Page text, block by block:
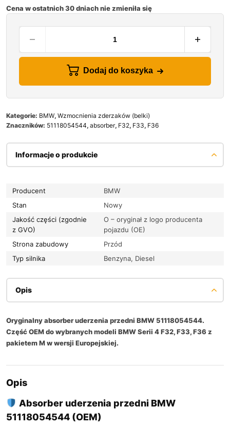
Cena w ostatnich 30 dniach nie zmieniła się
Dodaj do koszyka
Kategorie: BMW, Wzmocnienia zderzaków (belki)
Znaczników: 51118054544, absorber, F32, F33, F36
Informacje o produkcie
Producent
BMW
Stan
Nowy
Jakość części (zgodnie
z GVO)
O – oryginał z logo producenta
pojazdu (OE)
Strona zabudowy
Przód
Typ silnika
Benzyna, Diesel
Opis
Oryginalny absorber uderzenia przedni BMW 51118054544.
Część OEM do wybranych modeli BMW Serii 4 F32, F33, F36 z
pakietem M w wersji Europejskiej.
Opis
Absorber uderzenia przedni BMW
51118054544 (OEM)